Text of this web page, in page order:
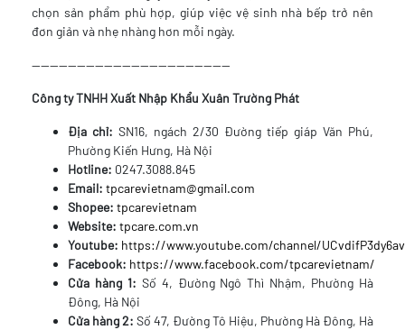
chọn sản phẩm phù hợp, giúp việc vệ sinh nhà bếp trở nên
đơn giản và nhẹ nhàng hơn mỗi ngày.
--------------------------------------------
Công ty TNHH Xuất Nhập Khẩu Xuân Trường Phát
Địa chỉ: SN16, ngách 2/30 Đường tiếp giáp Văn Phú,
Phường Kiến Hưng, Hà Nội
Hotline: 0247.3088.845
Email: tpcarevietnam@gmail.com
Shopee: tpcarevietnam
Website: tpcare.com.vn
Youtube: https://www.youtube.com/channel/
Facebook: https://www.facebook.com/tpcarevietnam/
Cửa hàng 1: Số 4, Đường Ngô Thì Nhậm, Phường Hà
Đông, Hà Nội
Cửa hàng 2: Số 47, Đường Tô Hiệu, Phường Hà Đông, Hà